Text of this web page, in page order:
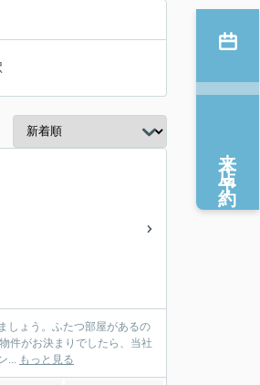
しょう。ふたつ部屋があるの
件がお決まりでしたら、当社
チャン... もっと見る
来店予約